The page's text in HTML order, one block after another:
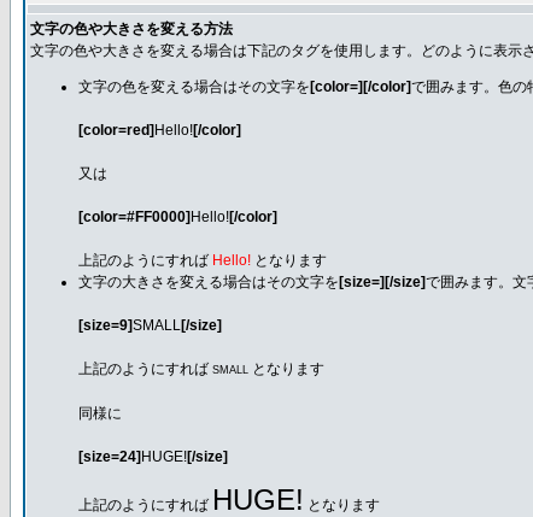
文字の色や大きさを変える方法
文字の色や大きさを変える場合は下記のタグを使用します。どのように表
文字の色を変える場合はその文字を [color=][/color]で囲みます。色の
[color=red] Hello![/color]
又は
[color=#FF0000] Hello![/color]
上記のようにすれば Hello! となります
文字の大きさを変える場合はその文字を [size=][/size]で囲みます。文
[size=9]SMALL[/size]
上記のようにすれば SMALL となります
同様に
[size=24] HUGE![/size]
上記のようにすれば HUGE! となります